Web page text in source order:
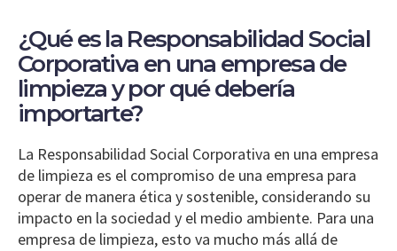
¿Qué es la Responsabilidad Social
Corporativa en una empresa de
limpieza y por qué debería
importarte?
La Responsabilidad Social Corporativa en una empresa
de limpieza es el compromiso de una empresa para
operar de manera ética y sostenible, considerando su
impacto en la sociedad y el medio ambiente. Para una
empresa de limpieza, esto va mucho más allá de